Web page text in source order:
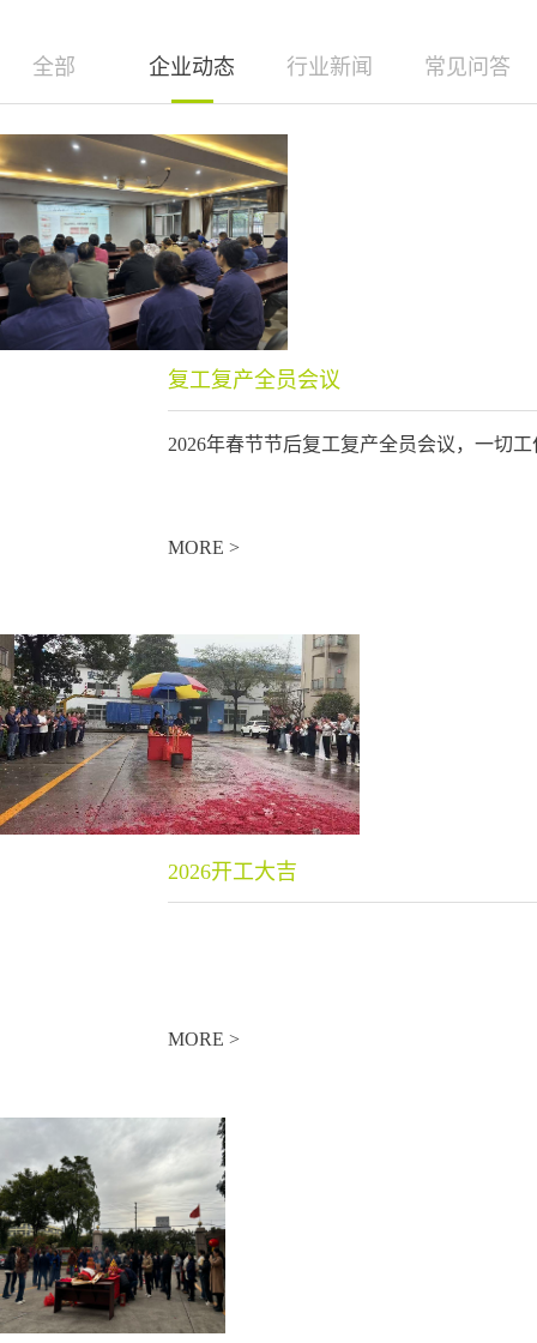
全部 企业动态 行业新闻 常见问答
复工复产全员会议
2026年春节节后复工复产全员会议，一切
MORE >
2026开工大吉
MORE >